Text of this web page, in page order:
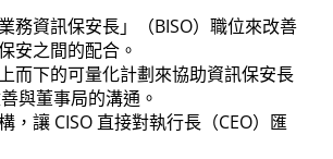
務資訊保安長」（BISO）職位來改善
安之間的配合。
而下的可量化計劃來協助資訊保安長
善與董事局的溝通。
，讓 CISO 直接對執行長（CEO）匯